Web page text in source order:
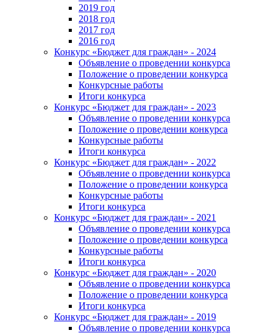
2019 год
2018 год
2017 год
2016 год
Конкурс «Бюджет для граждан» - 2024
Объявление о проведении конкурса
Положение о проведении конкурса
Конкурсные работы
Итоги конкурса
Конкурс «Бюджет для граждан» - 2023
Объявление о проведении конкурса
Положение о проведении конкурса
Конкурсные работы
Итоги конкурса
Конкурс «Бюджет для граждан» - 2022
Объявление о проведении конкурса
Положение о проведении конкурса
Конкурсные работы
Итоги конкурса
Конкурс «Бюджет для граждан» - 2021
Объявление о проведении конкурса
Положение о проведении конкурса
Конкурсные работы
Итоги конкурса
Конкурс «Бюджет для граждан» - 2020
Объявление о проведении конкурса
Положение о проведении конкурса
Итоги конкурса
Конкурс «Бюджет для граждан» - 2019
Объявление о проведении конкурса